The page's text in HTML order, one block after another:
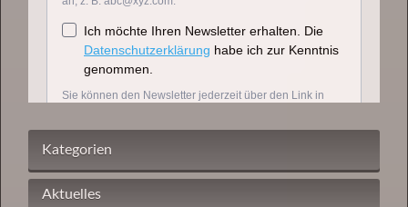
Kategorien
Aktuelles